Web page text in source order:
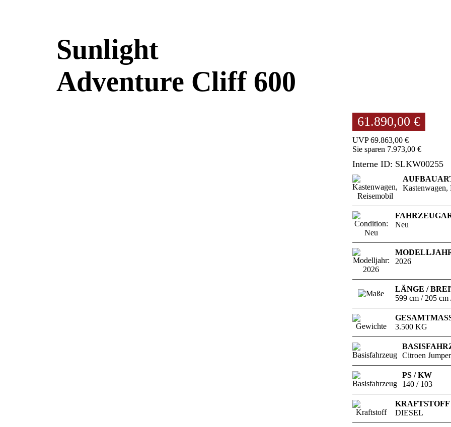
Sunlight
Adventure Cliff 600
61.890,00 €
UVP 69.863,00 €
Sie sparen 7.973,00 €
Interne ID: SLKW00255
Kastenwagen,
Neu
2026
LÄNGE /
599 cm / 205 cm
3.500 KG
Citroen Jumper
PS / KW
140 / 103
KRAFTSTOFF
DIESEL